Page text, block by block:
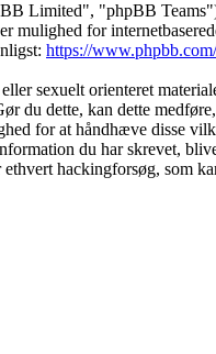
Limited", "phpBB
mulighed for
https://www.phpbb.com/
sexuelt orienteret
dette, kan dette
for at håndhæve disse
du har skrevet,
hackingforsøg, som